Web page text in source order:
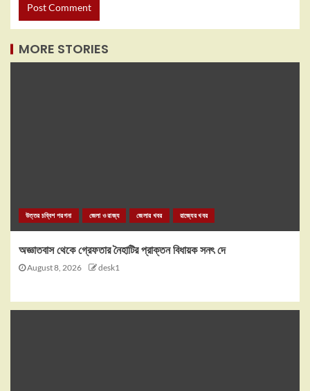
MORE STORIES
উত্তর চব্বিশ পরগনা জেলা ও রাজ্য জেলার খবর রাজ্যের খবর
অজ্ঞাতবাস থেকে গ্রেফতার নৈহাটির প্রাক্তন বিধায়ক সনৎ দে
August 8, 2026 desk1